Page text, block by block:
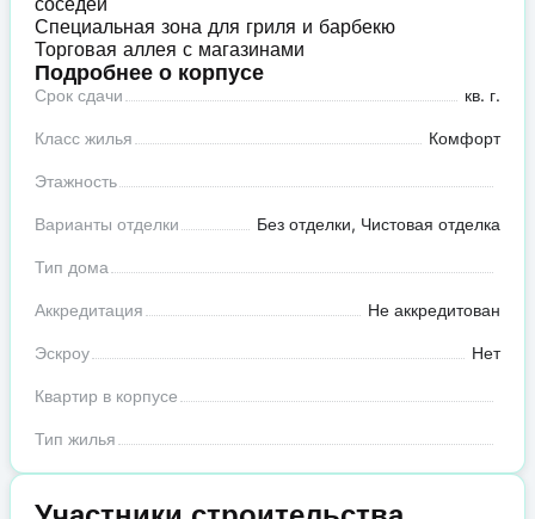
Специальная зона для гриля и барбекю
Торговая аллея с магазинами
Подробнее о корпусе
Срок сдачи кв. г.
Класс жилья Комфорт
Этажность
Варианты отделки Без отделки, Чистовая отделка
Тип дома
Аккредитация Не аккредитован
Эскроу Нет
Квартир в корпусе
Тип жилья